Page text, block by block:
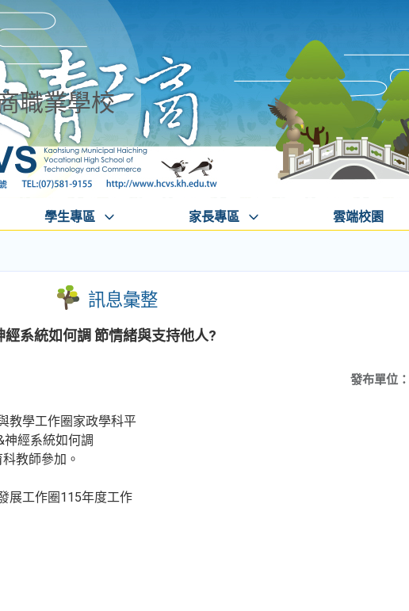
職業學校
學生專區 家長專區 雲端校園
訊息彙整
系統如何調 節情緒與支持他人?
發布單位：
教學工作圈家政學科平
經系統如何調
教師參加。
展工作圈115年度工作